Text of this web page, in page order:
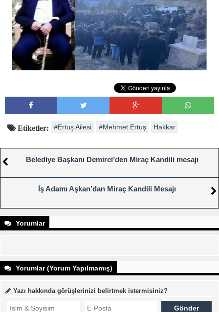
Etiketler: #Ertuş Ailesi #Mehmet Ertuş Hakkar
Belediye Başkanı Demirci’den Miraç Kandili mesajı
İş Adamı Aşkan’dan Miraç Kandili Mesajı
Yorumlar
Yorumlar (Yorum Yapılmamış)
Yazı hakkında görüşlerinizi belirtmek istermisiniz?